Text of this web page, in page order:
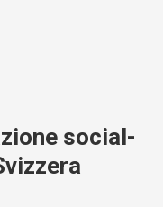
social-